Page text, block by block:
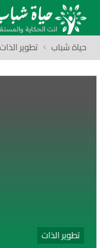
حياة شباب تطوير الذات
تطوير الذات